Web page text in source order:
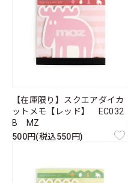
【在庫限り】スクエアダイカ
ットメモ【レッド】 EC032
B MZ
500円(税込550円)